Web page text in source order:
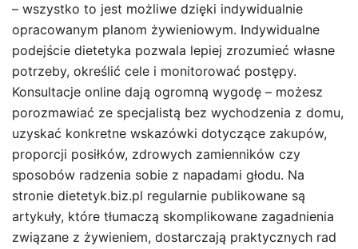
– wszystko to jest możliwe dzięki indywidualnie
opracowanym planom żywieniowym. Indywidualne
podejście dietetyka pozwala lepiej zrozumieć własne
potrzeby, określić cele i monitorować postępy.
Konsultacje online dają ogromną wygodę – możesz
porozmawiać ze specjalistą bez wychodzenia z domu,
uzyskać konkretne wskazówki dotyczące zakupów,
proporcji posiłków, zdrowych zamienników czy
sposobów radzenia sobie z napadami głodu. Na
stronie dietetyk.biz.pl regularnie publikowane są
artykuły, które tłumaczą skomplikowane zagadnienia
związane z żywieniem, dostarczają praktycznych rad